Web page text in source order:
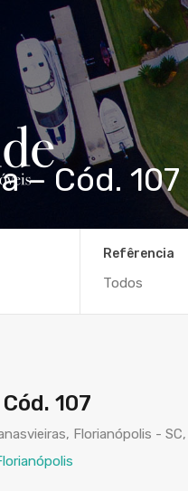
– Cód. 107
Refêrencia
107
Florianópolis -